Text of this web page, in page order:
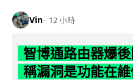
Vin 12 小時
智博通路由器爆
稱漏洞是功能在維